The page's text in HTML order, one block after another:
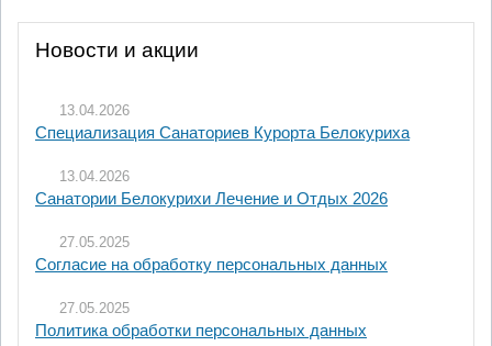
Новости и акции
13.04.2026
Специализация Санаториев Курорта Белокуриха
13.04.2026
Санатории Белокурихи Лечение и Отдых 2026
27.05.2025
Согласие на обработку персональных данных
27.05.2025
Политика обработки персональных данных